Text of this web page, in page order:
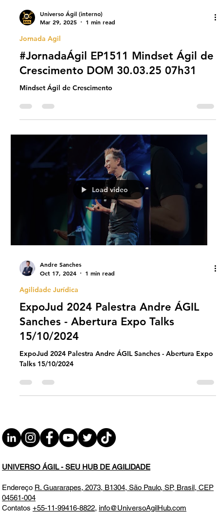
Universo Ágil (interno)
Mar 29, 2025
1 min read
Jornada Agil
#JornadaÁgil EP1511 Mindset Ágil de
Crescimento DOM 30.03.25 07h31
Mindset Ágil de Crescimento
Load video
Oct 17, 2024
1 min read
Agilidade Jurídica
ExpoJud 2024 Palestra Andre ÁGIL
Sanches - Abertura Expo Talks
15/10/2024
Talks 15/10/2024
UNIVERSO ÁGIL - SEU HUB DE AGILIDADE